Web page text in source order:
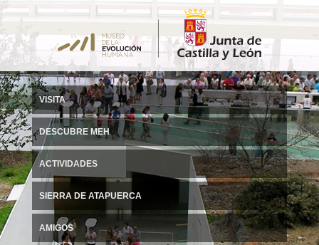
VISITA
DESCUBRE MEH
ACTIVIDADES
SIERRA DE ATAPUERCA
AMIGOS